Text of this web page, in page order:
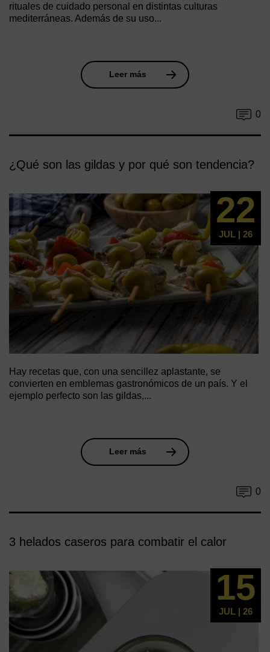
rituales de cuidado personal en distintas culturas
mediterráneas. Además de su uso...
Leer más
0
¿Qué son las gildas y por qué son tendencia?
22
JUL | 26
Hay recetas que, con una sencillez aplastante, se
convierten en emblemas gastronómicos de un país. Y el
ejemplo perfecto son las gildas,...
Leer más
0
3 helados caseros para combatir el calor
15
JUL | 26